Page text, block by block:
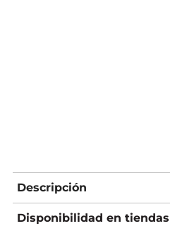
Descripción
Disponibilidad en tiendas